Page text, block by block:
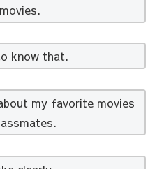
know that.
my favorite movies